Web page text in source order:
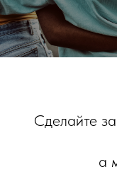
Сделайте
а